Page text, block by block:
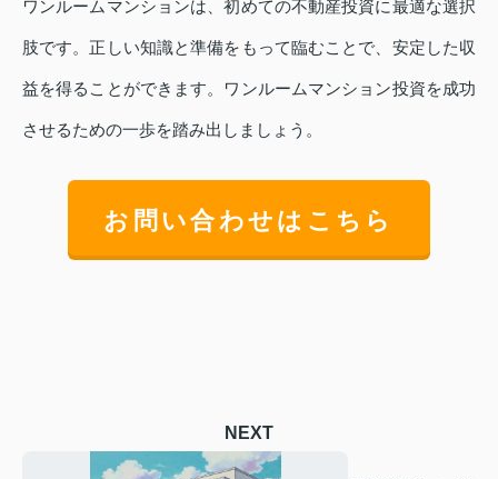
ワンルームマンションは、初めての不動産投資に最適な選択
肢です。正しい知識と準備をもって臨むことで、安定した収
益を得ることができます。ワンルームマンション投資を成功
させるための一歩を踏み出しましょう。
お問い合わせはこちら
NEXT